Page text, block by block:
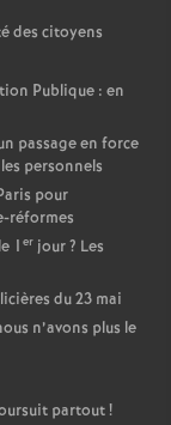
des citoyens
Publique : en
passage en force
personnels
pour
réformes
1 er jour? Les
du 23 mai
n’avons plus le
partout!